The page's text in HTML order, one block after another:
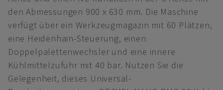
den Abmessungen 900 x 630 mm. Die Maschine
verfügt über ein Werkzeugmagazin mit 60 Plätzen,
eine Heidenhain-Steuerung, einen
Doppelpalettenwechsler und eine innere
Kühlmittelzufuhr mit 40 bar. Nutzen Sie die
Gelegenheit, dieses Universal-